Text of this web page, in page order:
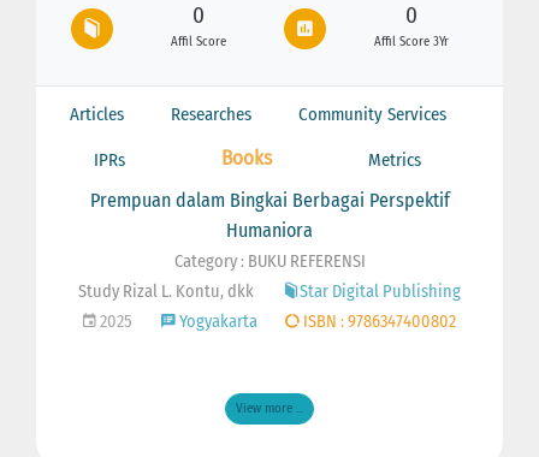
0
Affil Score
0
Affil Score 3Yr
Articles Researches Community Services
IPRs Books Metrics
Prempuan dalam Bingkai Berbagai Perspektif
Humaniora
Category : BUKU REFERENSI
Study Rizal L. Kontu, dkk
Star Digital Publishing
2025
Yogyakarta ISBN : 9786347400802
View more ...